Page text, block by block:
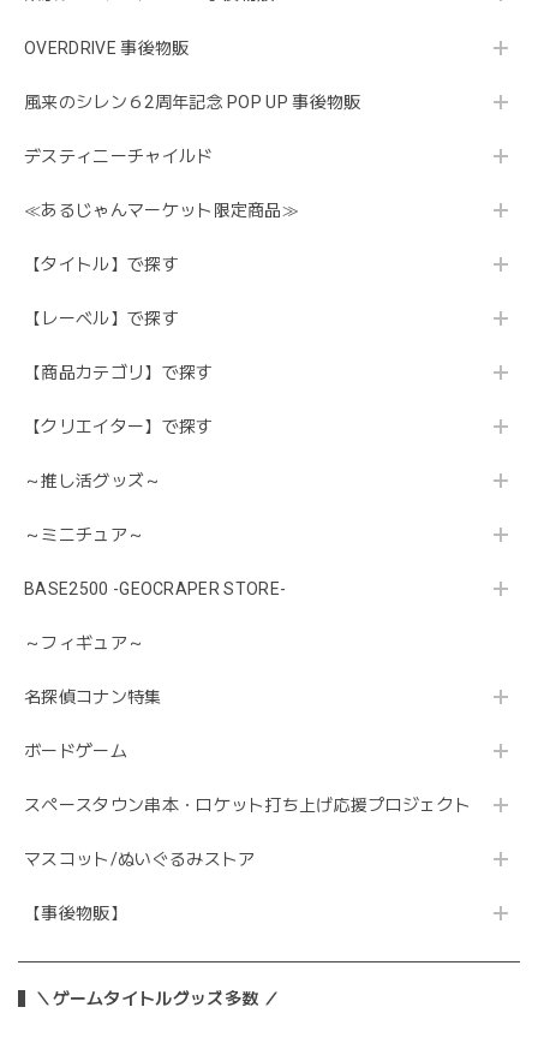
OVERDRIVE 事後物販
風来のシレン６2周年記念 POP UP 事後物販
デスティニーチャイルド
≪あるじゃんマーケット限定商品≫
【タイトル】で探す
【レーベル】で探す
【商品カテゴリ】で探す
【クリエイター】で探す
～推し活グッズ～
～ミニチュア～
BASE2500 -GEOCRAPER STORE-
～フィギュア～
名探偵コナン特集
ボードゲーム
スペースタウン串本・ロケット打ち上げ応援プロジェクト
マスコット/ぬいぐるみストア
【事後物販】
＼ゲームタイトルグッズ多数 ／